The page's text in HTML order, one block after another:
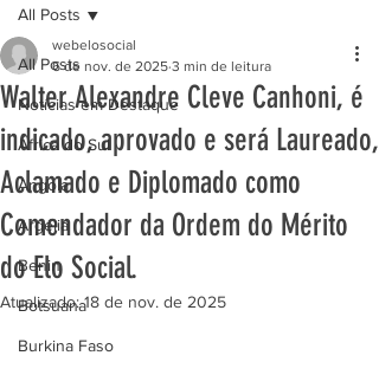
All Posts
Notícias em Destaque
África do Sul
Angola
Argélia
Benin
Botsuana
Burkina Faso
All Posts
Walter Alexandre Cleve Canhoni, é
indicado, aprovado e será Laureado,
Aclamado e Diplomado como
Comendador da Ordem do Mérito
do Elo Social.
webelosocial
6 de nov. de 2025 3 min de leitura
Atualizado:18 de nov. de 2025